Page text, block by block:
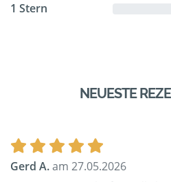
1 Stern
NEUESTE
Gerd A.am 27.05.2026